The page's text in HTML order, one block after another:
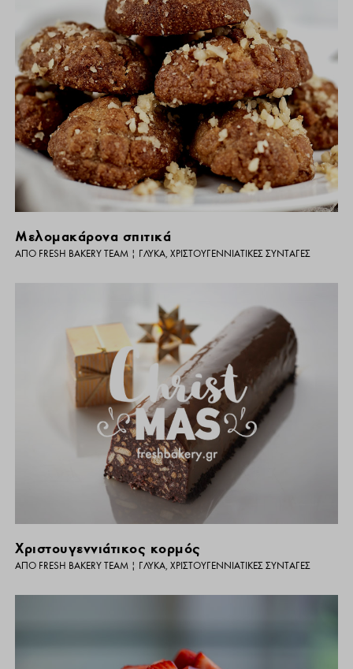
Μελομακάρονα σπιτικά
ΑΠΌ FRESH BAKERY TEAM | ΓΛΥΚΆ,ΧΡΙΣΤΟΥΓΕΝΝΙΆΤΙΚΕΣ ΣΥΝΤΑΓΈΣ
Χριστουγεννιάτικος κορμός
ΑΠΌ FRESH BAKERY TEAM | ΓΛΥΚΆ,ΧΡΙΣΤΟΥΓΕΝΝΙΆΤΙΚΕΣ ΣΥΝΤΑΓΈΣ